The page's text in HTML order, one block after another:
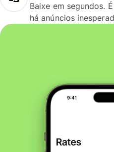
Baixe em segundos.
há anúncios